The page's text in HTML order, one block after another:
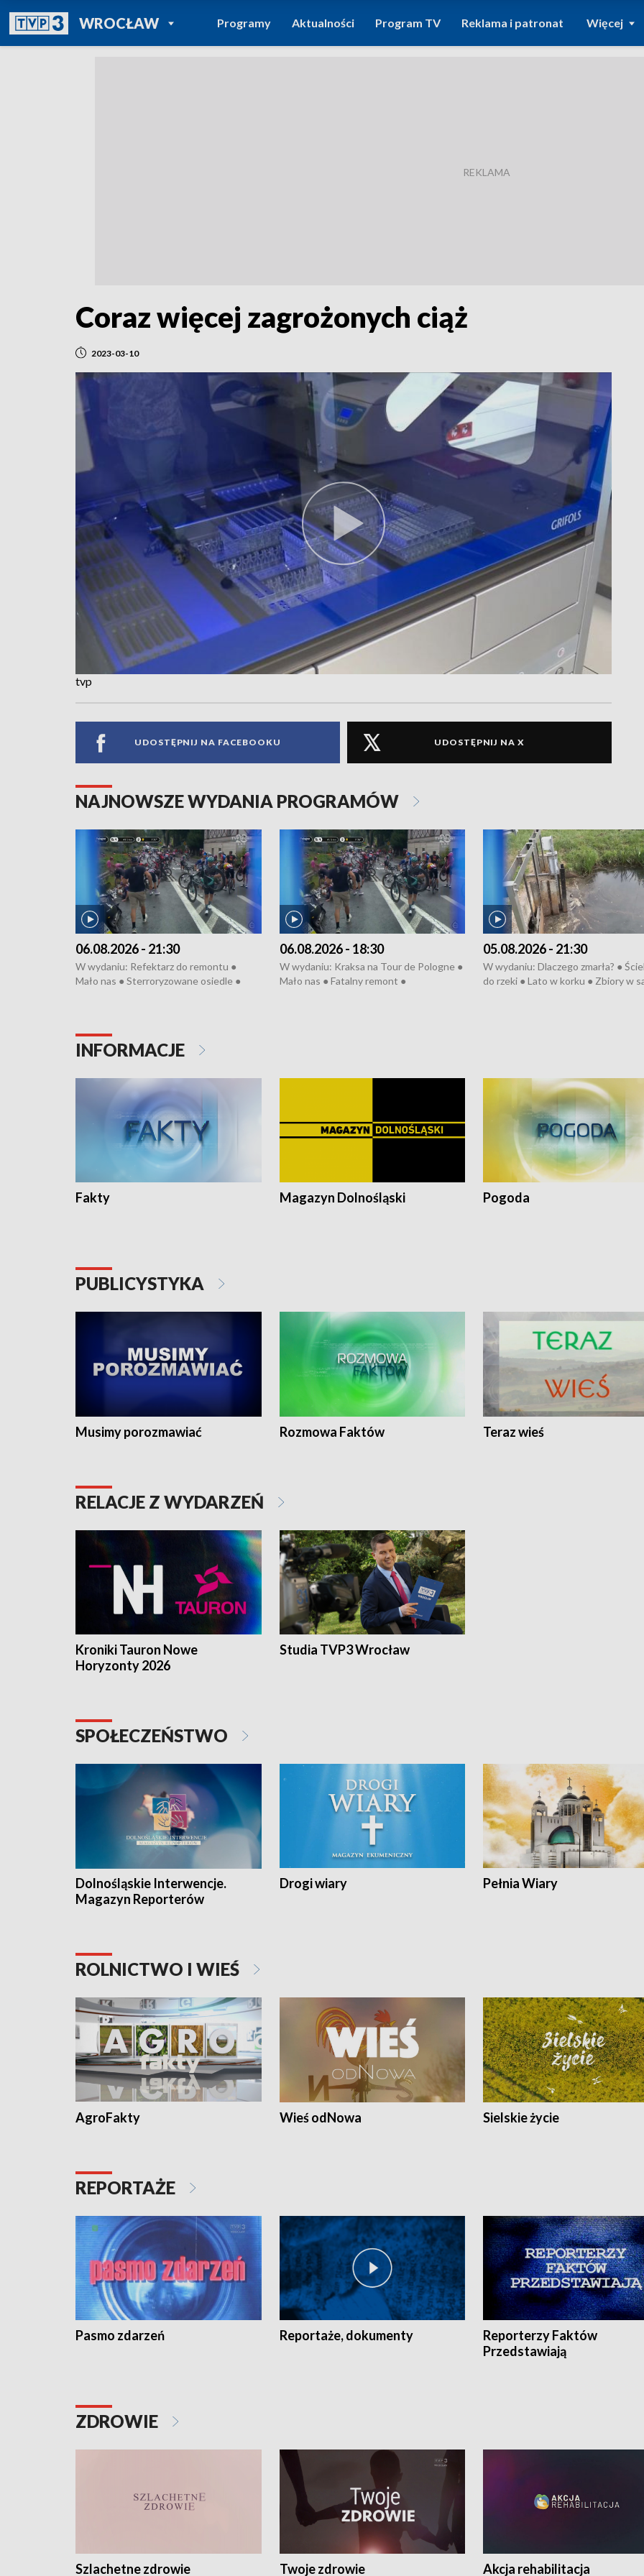
WROCŁAWPOWRÓT DO
TVP REGIONY
Programy Aktualności Program TV Reklama i patronat Więcej
Coraz więcej zagrożonych ciąż
2023-03-10
tvp
UDOSTĘPNIJ NA FACEBOOKU UDOSTĘPNIJ NA X
NAJNOWSZE WYDANIA PROGRAMÓW
06.08.2026 - 21:30
W wydaniu: Refektarz do remontu ●
Mało nas ● Sterroryzowane osiedle ●
Pologne
06.08.2026 - 18:30
W wydaniu: Kraksa na Tour de Pologne ●
Mało nas ● Fatalny remont ●
05.08.2026 - 21:30
W wydaniu: Dlaczego zmarła? ●
do rzeki ● Lato w korku ● Zbiory w
INFORMACJE
Fakty Magazyn Dolnośląski Pogoda
PUBLICYSTYKA
Musimy porozmawiać Rozmowa Faktów Teraz wieś
RELACJE Z WYDARZEŃ
Kroniki Tauron Nowe
Horyzonty 2026
Studia TVP3 Wrocław
SPOŁECZEŃSTWO
Dolnośląskie Interwencje.
Magazyn Reporterów
Drogi wiary Pełnia Wiary
ROLNICTWO I WIEŚ
AgroFakty Wieś odNowa Sielskie życie
REPORTAŻE
Pasmo zdarzeń Reportaże, dokumenty
Reporterzy Faktów
Przedstawiają
ZDROWIE
Szlachetne zdrowie Twoje zdrowie Akcja rehabilitacja